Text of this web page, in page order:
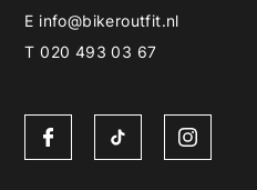
E info@bikeroutfit.nl
T 020 493 03 67